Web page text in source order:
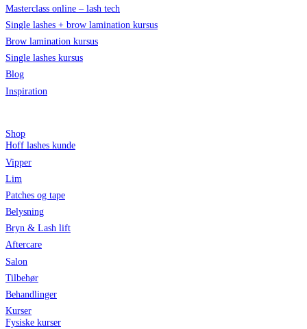
Masterclass online – lash tech
Single lashes + brow lamination kursus
Brow lamination kursus
Single lashes kursus
Blog
Inspiration
Shop
Hoff lashes kunde
Vipper
Lim
Patches og tape
Belysning
Bryn & Lash lift
Aftercare
Salon
Tilbehør
Behandlinger
Kurser
Fysiske kurser